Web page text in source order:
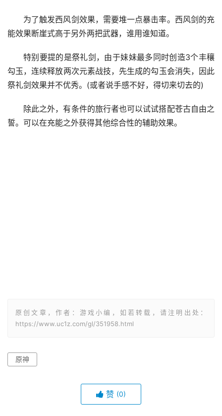
为了触发西风剑效果，需要堆一点暴击率。西风剑的充
能效果断崖式高于另外两把武器，谁用谁知道。
特别要提的是祭礼剑，由于妹妹最多同时创造3个丰穰
勾玉，连续释放两次元素战技，先生成的勾玉会消失，因此
祭礼剑效果并不优秀。(或者说手感不好，得切来切去的)
除此之外，有条件的旅行者也可以试试搭配苍古自由之
誓。可以在充能之外获得其他综合性的辅助效果。
原创文章，作者：游戏小编，如若转载，请注明出处：
https://www.uc1z.com/gl/351958.html
原神
赞 (0)